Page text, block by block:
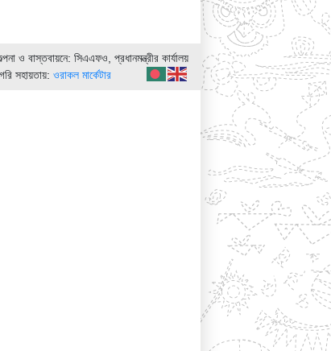
ও বাস্তবায়নে: সিএএফও, প্রধানমন্ত্রীর কার্যালয়
সহায়তায়: ওরাকল মার্কেটার